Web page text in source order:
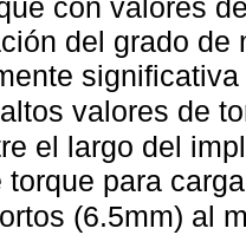
con valores
del grado de
valores de
el largo del
torque para
(6.5mm) al